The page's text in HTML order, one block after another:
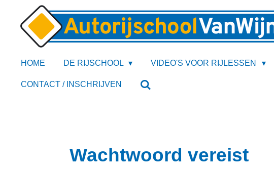
direct
hoofdinhoud
HOME DE RIJSCHOOL VIDEO'S VOOR RIJLESSEN
CONTACT / INSCHRIJVEN
Wachtwoord vereist